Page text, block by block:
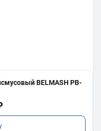
BELMASH PB-